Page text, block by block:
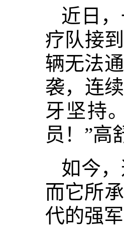
近日
疗队接
辆无法
袭，连
牙坚持
员！”高
如今
而它所
代的强